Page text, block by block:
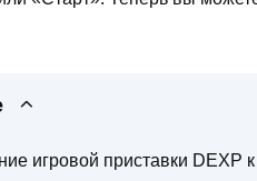
игровой приставки DEXP к